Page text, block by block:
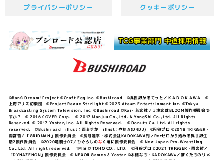
プライバシーポリシー クッキーポリシー
©BanG Dream! Project ©Craft Egg Inc. ©Bushiroad ©異世界かるてっと／ＫＡＤＯＫＡＷＡ ©
上海アリス幻樂団 ©Project Revue Starlight © 2023 Ateam Entertainment Inc. ©Tokyo
Broadcasting System Television, Inc. ©Bushiroad ©Koi・芳文社／ご注文はBLOOM製作委員会で
すか？ © 2016 COVER Corp. © 2017 Manjuu Co.,Ltd. & YongShi Co.,Ltd. All Rights
Reserved. © 2017 Yostar, Inc. All Rights Reserved. © Donuts Co. Ltd. All rights
reserved. ©Bushiroad illust：西あすか illust: やちぇ(D4DJ) ©円谷プロ ©2018 TRIGGER・
雨宮哲／「GRIDMAN」製作委員会 ©長月達平・株式会社KADOKAWA刊／Re:ゼロから始める異世界生
活2製作委員会 ©2020竜騎士07／ひぐらしのなく頃に製作委員会 © New Japan Pro-Wrestling
Co.,Ltd. All right reserved. TM & © TOHO CO., LTD. ©円谷プロ ©2021 TRIGGER・雨宮哲／
「DYNAZENON」製作委員会 © NEXON Games & Yostar ©木緒なち・KADOKAWA／ぼくたちのリメ